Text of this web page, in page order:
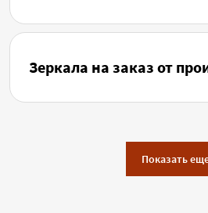
Зеркала на заказ от
Показать